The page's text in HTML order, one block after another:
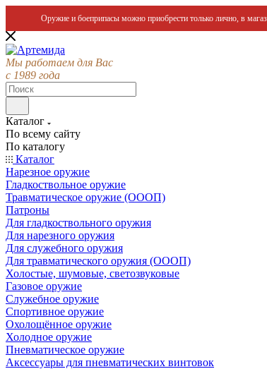
Оружие и боеприпасы можно приобрести только лично, в
Мы работаем для Вас
с 1989 года
Каталог
По всему сайту
По каталогу
Каталог
Нарезное оружие
Гладкоствольное оружие
Травматическое оружие (ОООП)
Патроны
Для гладкоствольного оружия
Для нарезного оружия
Для служебного оружия
Для травматического оружия (ОООП)
Холостые, шумовые, светозвуковые
Газовое оружие
Служебное оружие
Спортивное оружие
Охолощённое оружие
Холодное оружие
Пневматическое оружие
Аксессуары для пневматических винтовок